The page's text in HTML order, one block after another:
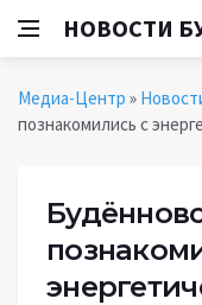
НОВОСТИ
Медиа-Центр »
познакомились с